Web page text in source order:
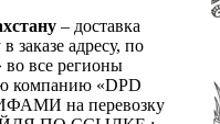
– доставка
заказе адресу, по
все регионы
компанию «DPD
на перевозку